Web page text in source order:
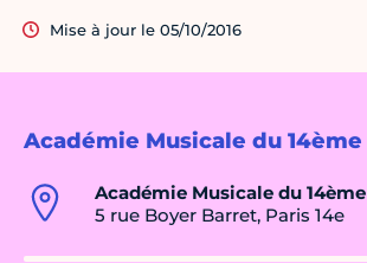
Académie Musicale du 14ème
Académie Musicale du 14ème
5 rue Boyer Barret, Paris 14e
Mise à jour le 05/10/2016